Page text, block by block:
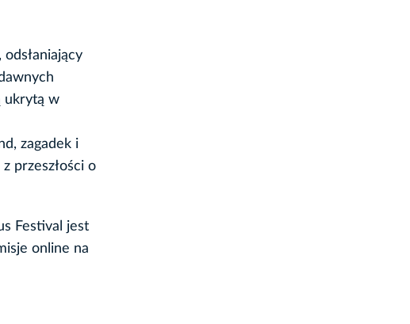
ukrytą w
zagadek i
przeszłości o
Festival jest
online na